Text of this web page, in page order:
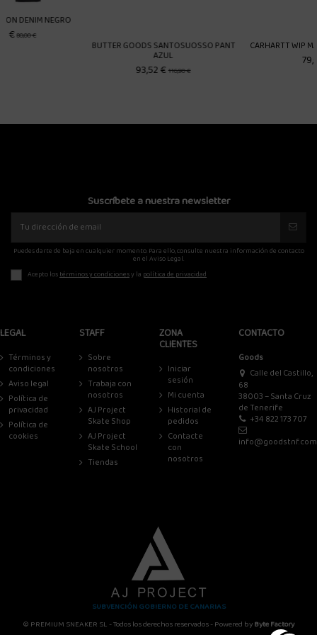
BUTTER GOODS SANTOSUOSSO PANT CARHARTT WIP MASTER PANT VERDE
Suscríbete a nuestra newsletter
Puedes darte de baja en cualquier momento. Para ello, consulte nuestra información de contacto
en el Aviso Legal.
Acepto lostérminos y condicionesy la política de privacidad
LEGAL
Términos y
condiciones
Aviso legal
Política de
privacidad
Política de
cookies
STAFF
Sobre
nosotros
Trabaja con
nosotros
AJ Project
Skate Shop
AJ Project
Skate School
Tiendas
ZONA
CLIENTES
Iniciar
sesión
Mi cuenta
Historial de
pedidos
Contacte
con
nosotros
CONTACTO
Goods
Calle del Castillo,
68
38003 – Santa Cruz
de Tenerife
+34 822 173 707
info@goodstnf.com
SUBVENCIÓN GOBIERNO DE CANARIAS
© PREMIUM SNEAKER SL - Todos los derechos reservados - Powered byByte Factory